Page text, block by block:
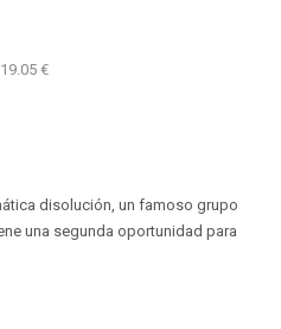
19.05 €
disolución, un famoso grupo
una segunda oportunidad para